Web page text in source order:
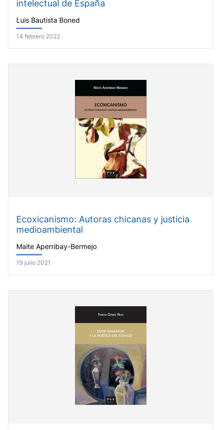
intelectual de España
Luis Bautista Boned
14 febrero 2022
Ecoxicanismo: Autoras chicanas y justicia
medioambiental
Maite Aperribay-Bermejo
19 julio 2021